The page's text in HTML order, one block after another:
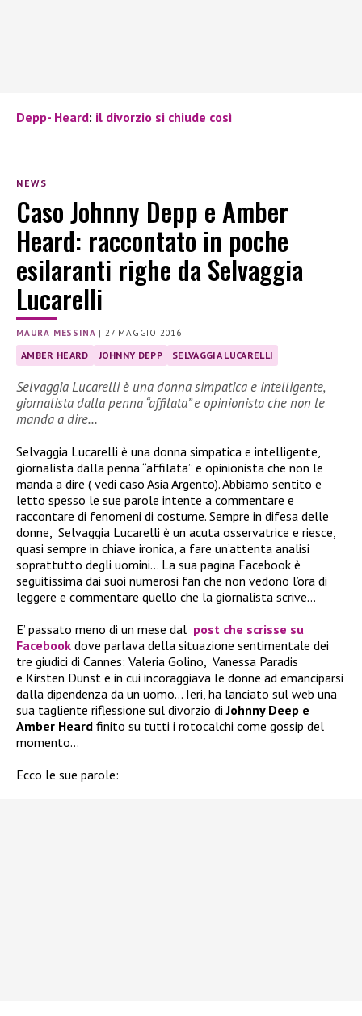
Depp- Heard: il divorzio si chiude così
NEWS
Caso Johnny Depp e Amber
Heard: raccontato in poche
esilaranti righe da Selvaggia
Lucarelli
MAURA MESSINA | 27 MAGGIO 2016
AMBER HEARD JOHNNY DEPP SELVAGGIA LUCARELLI
Selvaggia Lucarelli è una donna simpatica e intelligente,
giornalista dalla penna “affilata” e opinionista che non le
manda a dire…
Selvaggia Lucarelli è una donna simpatica e intelligente,
giornalista dalla penna “affilata” e opinionista che non le
manda a dire ( vedi caso Asia Argento). Abbiamo sentito e
letto spesso le sue parole intente a commentare e
raccontare di fenomeni di costume. Sempre in difesa delle
donne, Selvaggia Lucarelli è un acuta osservatrice e riesce,
quasi sempre in chiave ironica, a fare un’attenta analisi
soprattutto degli uomini… La sua pagina Facebook è
seguitissima dai suoi numerosi fan che non vedono l’ora di
leggere e commentare quello che la giornalista scrive…
E’ passato meno di un mese dal post che scrisse su
Facebook dove parlava della situazione sentimentale dei
tre giudici di Cannes: Valeria Golino, Vanessa Paradis
e Kirsten Dunst e in cui incoraggiava le donne ad emanciparsi
dalla dipendenza da un uomo… Ieri, ha lanciato sul web una
sua tagliente riflessione sul divorzio diJohnny Deep e
Amber Heard finito su tutti i rotocalchi come gossip del
momento…
Ecco le sue parole: